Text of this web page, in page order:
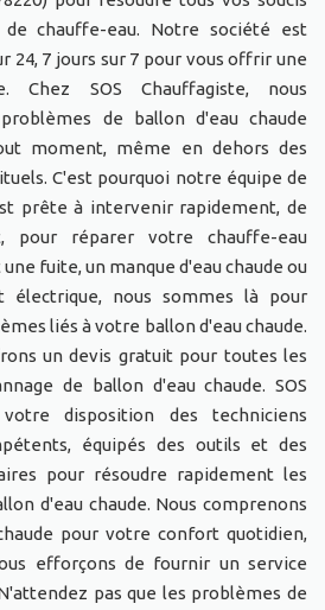
chauffe-eau. Notre société est
24, 7 jours sur 7 pour vous offrir une
Chez SOS Chauffagiste, nous
de ballon d'eau chaude
moment, même en dehors des
C'est pourquoi notre équipe de
prête à intervenir rapidement, de
pour réparer votre chauffe-eau
fuite, un manque d'eau chaude ou
électrique, nous sommes là pour
liés à votre ballon d'eau chaude.
un devis gratuit pour toutes les
de ballon d'eau chaude. SOS
disposition des techniciens
équipés des outils et des
pour résoudre rapidement les
d'eau chaude. Nous comprenons
pour votre confort quotidien,
efforçons de fournir un service
pas que les problèmes de